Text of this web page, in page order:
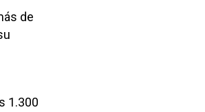
de
1.300